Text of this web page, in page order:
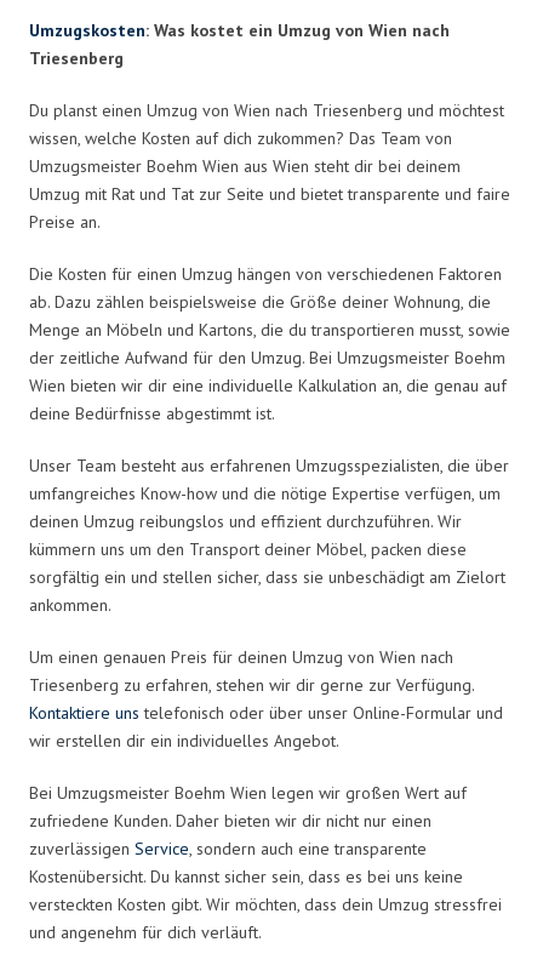
Umzugskosten: Was kostet ein Umzug von Wien nach
Triesenberg
Du planst einen Umzug von Wien nach Triesenberg und möchtest
wissen, welche Kosten auf dich zukommen? Das Team von
Umzugsmeister Boehm Wien aus Wien steht dir bei deinem
Umzug mit Rat und Tat zur Seite und bietet transparente und faire
Preise an.
Die Kosten für einen Umzug hängen von verschiedenen Faktoren
ab. Dazu zählen beispielsweise die Größe deiner Wohnung, die
Menge an Möbeln und Kartons, die du transportieren musst, sowie
der zeitliche Aufwand für den Umzug. Bei Umzugsmeister Boehm
Wien bieten wir dir eine individuelle Kalkulation an, die genau auf
deine Bedürfnisse abgestimmt ist.
Unser Team besteht aus erfahrenen Umzugsspezialisten, die über
umfangreiches Know-how und die nötige Expertise verfügen, um
deinen Umzug reibungslos und effizient durchzuführen. Wir
kümmern uns um den Transport deiner Möbel, packen diese
sorgfältig ein und stellen sicher, dass sie unbeschädigt am Zielort
ankommen.
Um einen genauen Preis für deinen Umzug von Wien nach
Triesenberg zu erfahren, stehen wir dir gerne zur Verfügung.
Kontaktiere uns telefonisch oder über unser Online-Formular und
wir erstellen dir ein individuelles Angebot.
Bei Umzugsmeister Boehm Wien legen wir großen Wert auf
zufriedene Kunden. Daher bieten wir dir nicht nur einen
zuverlässigen Service, sondern auch eine transparente
Kostenübersicht. Du kannst sicher sein, dass es bei uns keine
versteckten Kosten gibt. Wir möchten, dass dein Umzug stressfrei
und angenehm für dich verläuft.